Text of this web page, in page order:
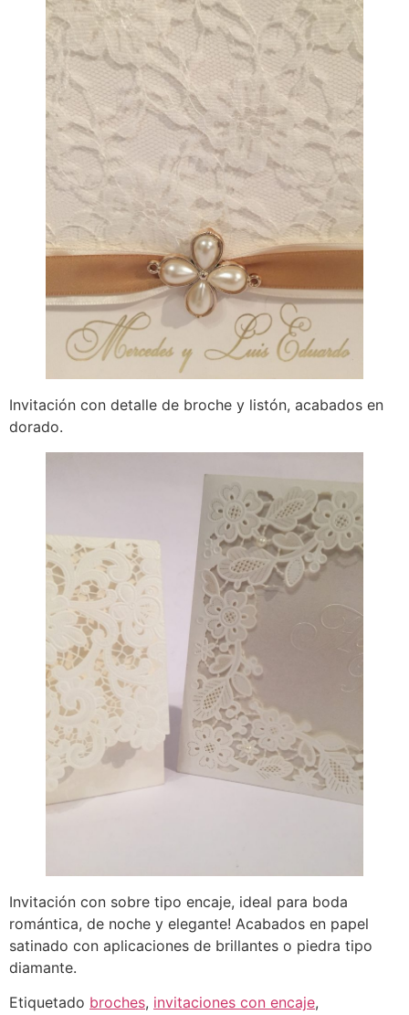
Invitación con detalle de broche y listón, acabados en
dorado.
Invitación con sobre tipo encaje, ideal para boda
romántica, de noche y elegante! Acabados en papel
satinado con aplicaciones de brillantes o piedra tipo
diamante.
Etiquetado broches, invitaciones con encaje,